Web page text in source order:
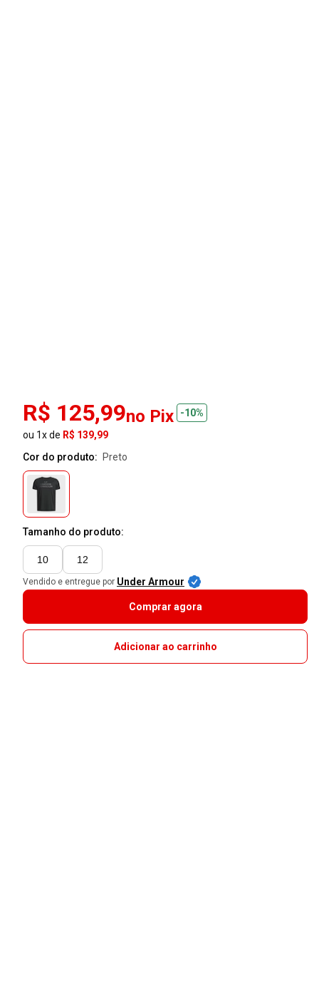
R$ 125,99no Pix
-10%
ou 1x de R$ 139,99
Cor do produto:
preto
Tamanho do produto:
10 12
Vendido e entregue por Under Armour
Comprar agora
Adicionar ao carrinho